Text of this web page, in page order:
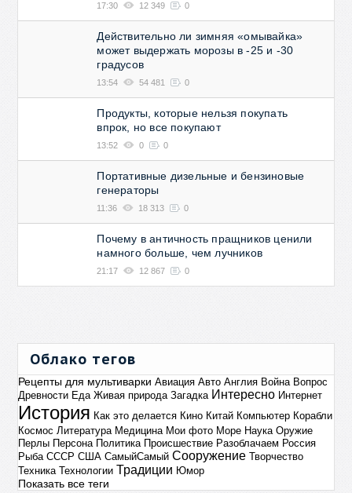
17:30 12 349 0
Действительно ли зимняя «омывайка»
может выдержать морозы в -25 и -30
градусов
13:54 54 481 0
Продукты, которые нельзя покупать
впрок, но все покупают
13:52 0 0
Портативные дизельные и бензиновые
генераторы
11:36 18 313 0
Почему в античность пращников ценили
намного больше, чем лучников
21:17 12 867 0
Облако тегов
Рецепты для мультиварки Авиация Авто Англия Война Вопрос
Древности Еда Живая природа Загадка Интересно Интернет
История Как это делается Кино Китай Компьютер Корабли
Космос Литература Медицина Мои фото Море Наука Оружие
Перлы Персона Политика Происшествие Разоблачаем Россия
Рыба СССР США СамыйСамый Сооружение Творчество
Техника Технологии Традиции Юмор
Показать все теги